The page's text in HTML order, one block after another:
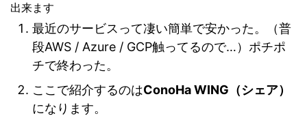
出来ます
最近のサービスって凄い簡単で安かった。（普
段AWS / Azure / GCP触ってるので…）ポチポ
チで終わった。
ここで紹介するのはConoHa WING（シェア）
になります。